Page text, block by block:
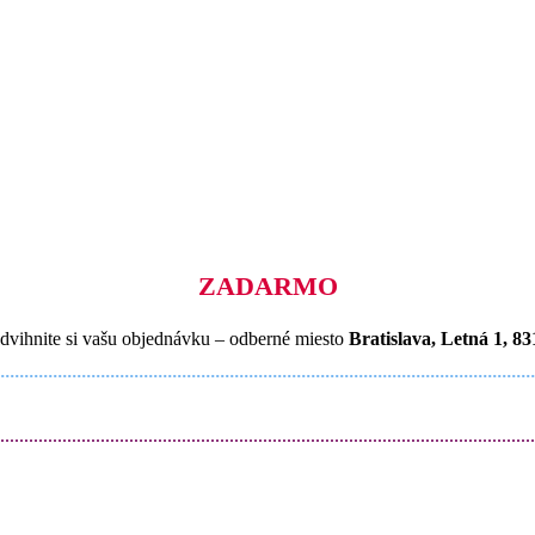
ZADARMO
si vašu objednávku – odberné miesto Bratislava, Letná 1,